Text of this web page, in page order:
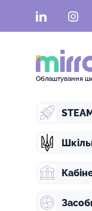
LinkedIn
Облаштування